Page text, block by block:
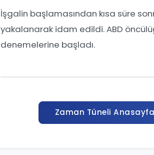
İşgalin başlamasından kısa süre
yakalanarak idam edildi. ABD
denemelerine başladı.
Zaman Tüneli